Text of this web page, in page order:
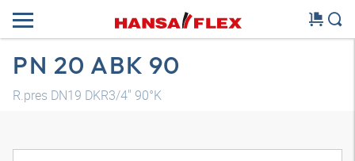
PN 20 ABK 90
R.pres DN19 DKR3/4" 90°K